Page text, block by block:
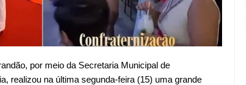
por meio da Secretaria Municipal de
realizou na última segunda-feira (15) uma grande